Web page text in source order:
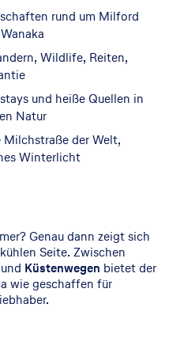
rund um Milford
Wildlife, Reiten,
und heiße Quellen in
Natur
Milchstraße der Welt,
Winterlicht
Genau dann zeigt sich
Seite. Zwischen
Küstenwegen bietet der
wie geschaffen für